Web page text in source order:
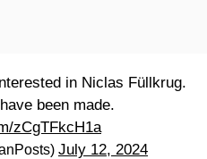
in Niclas Füllkrug.
been made.
zCgTFkcH1a
July 12, 2024